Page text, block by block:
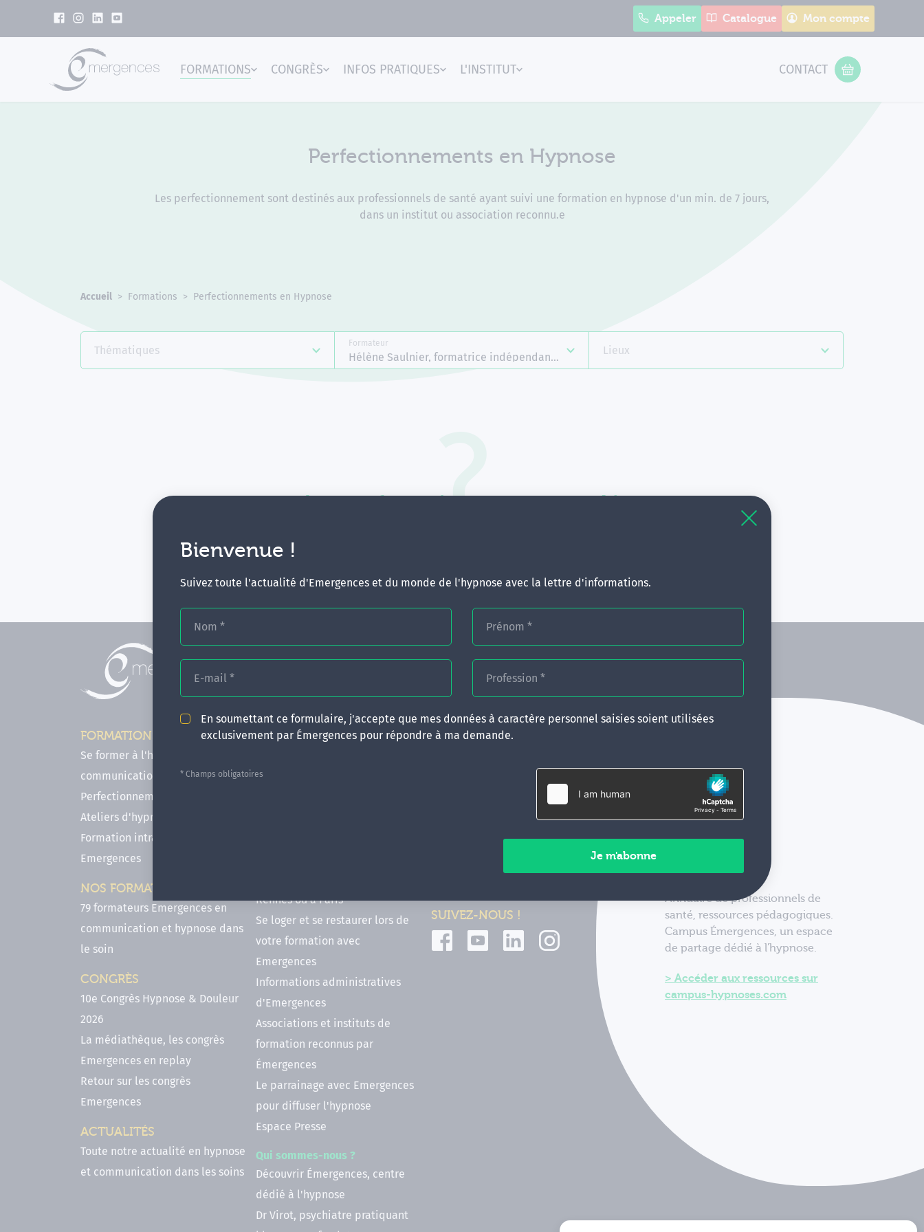
Bienvenue !
Suivez toute l'actualité d'Emergences et du monde de l'hypnose avec la lettre d'informations.
Nom * Prénom *
E-mail * Profession *
En soumettant ce formulaire, j'accepte que mes données à caractère personnel saisies soient utilisées
exclusivement par Émergences pour répondre à ma demande.
* Champs obligatoires
Appeler Catalogue Mon compte
Emergences
FORMATIONS CONGRÈS INFOS PRATIQUES L'INSTITUT CONTACT
VOTRE PANIER
Perfectionnements en Hypnose
Les perfectionnement sont destinés aux professionnels de santé ayant suivi une formation en hypnose d'un min. de 7 jours,
dans un institut ou association reconnu.e
Accueil Formations Perfectionnements en Hypnose
Thématiques
Formateur
Hélène Saulnier, formatrice indépendante Emergences
Lieux
Aucune formation ne correspond à
FORMATIONS
Se former à l'hypnose, l'IMO & la
communication
Perfectionnements en Hypnose
Ateliers d'hypnose en ligne
Formation intra-établissement
Emergences
NOS FORMATEURS
79 formateurs Emergences en
communication et hypnose dans
le soin
CONGRÈS
10e Congrès Hypnose & Douleur
2026
La médiathèque, les congrès
Emergences en replay
Retour sur les congrès
Emergences
ACTUALITÉS
Toute notre actualité en hypnose
et communication dans les soins
INFOS PRATIQUES
en hypnose (FIF PL, CPF, DPC)
Rennes ou à Paris
Se loger et se restaurer lors de
votre formation avec
Emergences
Informations administratives
d'Emergences
Associations et instituts de
formation reconnus par
Émergences
Le parrainage avec Emergences
pour diffuser l'hypnose
Espace Presse
Qui sommes-nous ?
Découvrir Émergences, centre
dédié à l'hypnose
Dr Virot, psychiatre pratiquant
CONTACT
Paiements sécurisés
SUIVEZ-NOUS !
Annuaire de professionnels de
santé, ressources pédagogiques.
Campus Émergences, un espace
de partage dédié à l'hypnose.
Accéder aux ressources sur
campus-hypnoses.com